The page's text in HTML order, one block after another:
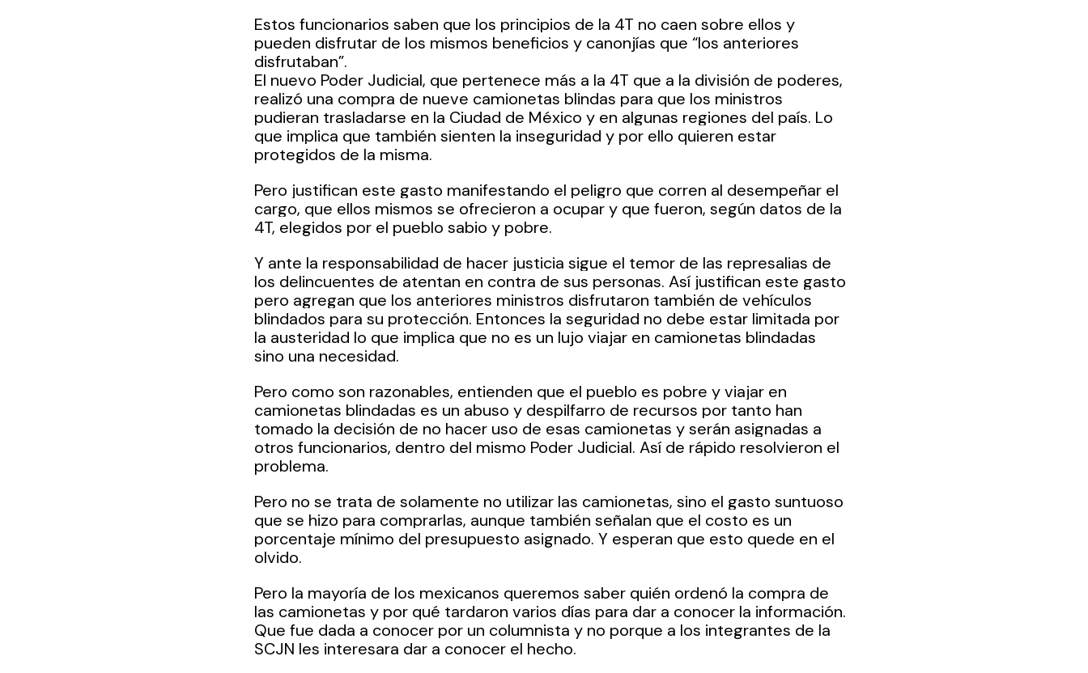
Estos funcionarios saben que los principios de la 4T no caen sobre ellos y
pueden disfrutar de los mismos beneficios y canonjías que “los anteriores
disfrutaban”.
El nuevo Poder Judicial, que pertenece más a la 4T que a la división de poderes,
realizó una compra de nueve camionetas blindas para que los ministros
pudieran trasladarse en la Ciudad de México y en algunas regiones del país. Lo
que implica que también sienten la inseguridad y por ello quieren estar
protegidos de la misma.
Pero justifican este gasto manifestando el peligro que corren al desempeñar el
cargo, que ellos mismos se ofrecieron a ocupar y que fueron, según datos de la
4T, elegidos por el pueblo sabio y pobre.
Y ante la responsabilidad de hacer justicia sigue el temor de las represalias de
los delincuentes de atentan en contra de sus personas. Así justifican este gasto
pero agregan que los anteriores ministros disfrutaron también de vehículos
blindados para su protección. Entonces la seguridad no debe estar limitada por
la austeridad lo que implica que no es un lujo viajar en camionetas blindadas
sino una necesidad.
Pero como son razonables, entienden que el pueblo es pobre y viajar en
camionetas blindadas es un abuso y despilfarro de recursos por tanto han
tomado la decisión de no hacer uso de esas camionetas y serán asignadas a
otros funcionarios, dentro del mismo Poder Judicial. Así de rápido resolvieron el
problema.
Pero no se trata de solamente no utilizar las camionetas, sino el gasto suntuoso
que se hizo para comprarlas, aunque también señalan que el costo es un
porcentaje mínimo del presupuesto asignado. Y esperan que esto quede en el
olvido.
Pero la mayoría de los mexicanos queremos saber quién ordenó la compra de
las camionetas y por qué tardaron varios días para dar a conocer la información.
Que fue dada a conocer por un columnista y no porque a los integrantes de la
SCJN les interesara dar a conocer el hecho.